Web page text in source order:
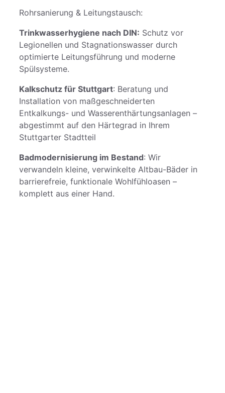
Rohrsanierung & Leitungstausch:
Trinkwasserhygiene nach DIN: Schutz vor
Legionellen und Stagnationswasser durch
optimierte Leitungsführung und moderne
Spülsysteme.
Kalkschutz für Stuttgart: Beratung und
Installation von maßgeschneiderten
Entkalkungs- und Wasserenthärtungsanlagen –
abgestimmt auf den Härtegrad in Ihrem
Stuttgarter Stadtteil
Badmodernisierung im Bestand: Wir
verwandeln kleine, verwinkelte Altbau-Bäder in
barrierefreie, funktionale Wohlfühloasen –
komplett aus einer Hand.